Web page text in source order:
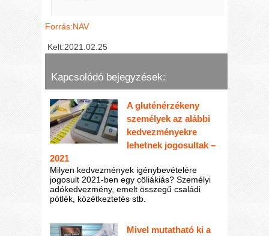
Forrás:NAV
Kelt:2021.02.25
Kapcsolódó bejegyzések:
A gluténérzékeny
személyek az alábbi
kedvezményekre
lehetnek jogosultak –
2021
Milyen kedvezmények igénybevételére
jogosult 2021-ben egy cöliákiás? Személyi
adókedvezmény, emelt összegű családi
pótlék, közétkeztetés stb.
Mivel mutatható ki a